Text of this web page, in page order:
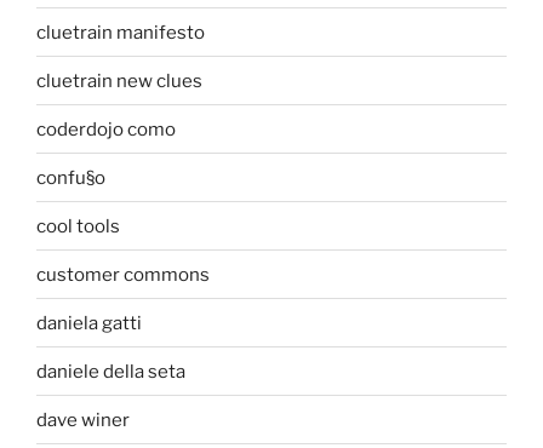
cluetrain manifesto
cluetrain new clues
coderdojo como
confu§o
cool tools
customer commons
daniela gatti
daniele della seta
dave winer